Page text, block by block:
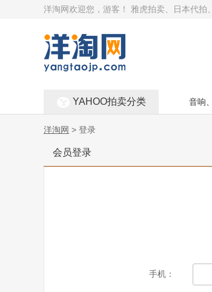
洋淘网欢迎您，游客！ 雅虎拍卖、日本代拍
YAHOO拍卖分类 音响
洋淘网 > 登录
会员登录
手机：